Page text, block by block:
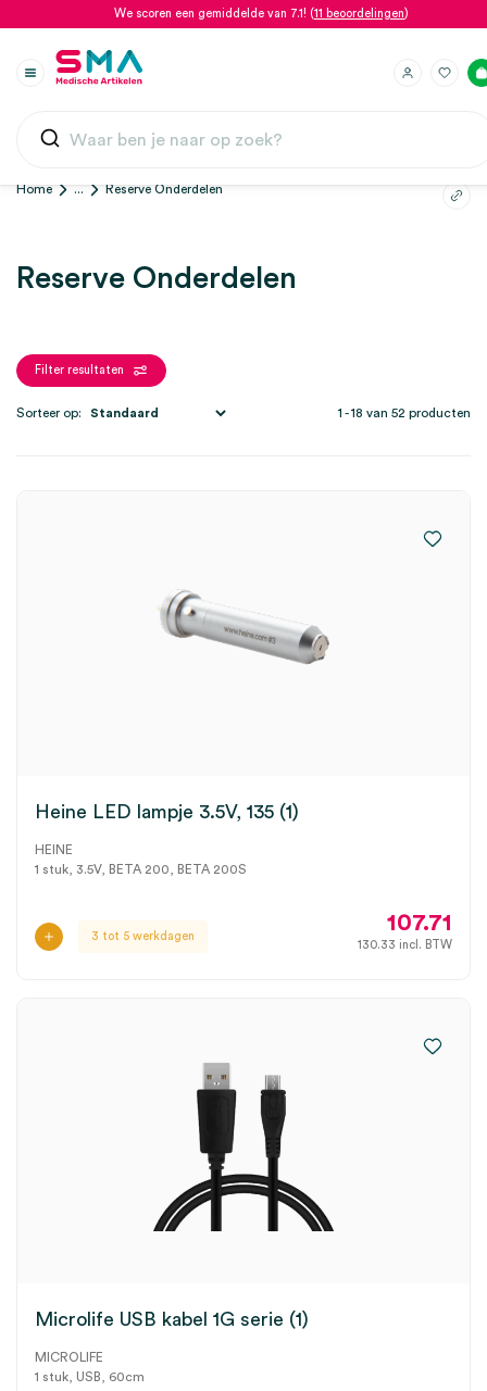
We scoren een gemiddelde van 7.1! (11 beoordelingen)
Home ... Reserve Onderdelen
Reserve Onderdelen
Filter resultaten
1 - 18 van 52 producten
Sorteer op:
Heine LED lampje 3.5V, 135 (1)
HEINE
1 stuk, 3.5V, BETA 200, BETA 200S
3 tot 5 werkdagen
107.71
130.33 incl. BTW
Microlife USB kabel 1G serie (1)
MICROLIFE
1 stuk, USB, 60cm